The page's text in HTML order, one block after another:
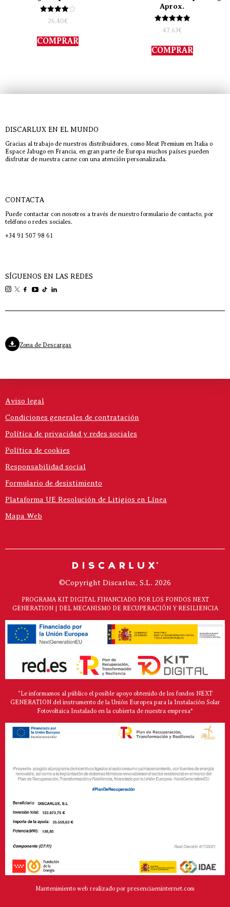
Valorado
con
de 5
26,40€
COMPRAR
Aprox.
Valorado
con
de 5
47,63€
COMPRAR
DISCARLUX EN EL MUNDO
Gracias al trabajo de nuestros distribuidores, como Meat Premium en Italia o
Espace Jabugo en Francia, en gran parte de Europa muchos países pueden
disfrutar de nuestra carne con una atención personalizada.
CONTACTA
Puede contactar con nosotros a través de nuestro formulario de contacto, por
teléfono o redes sociales.
+34 91 507 98 61
SÍGUENOS EN LAS REDES
Zona de Descargas
Aviso legal
Condiciones generales de contratación
Política de privacidad y redes sociales
Política de cookies
Responsabilidad social
Formulario de desistimiento
Plataforma UE Resolución de Litigios en Línea
Mapa Web
©Copyright Discarlux, S.L. 2026
PROGRAMA KIT DIGITAL FINANCIADO POR LOS FONDOS NEXT
GENERATION | DEL MECANISMO DE RECUPERACIÓN Y RESILIENCIA
"Le informamos al público el posible apoyo obtenido de los fondos NEXT
GENERATION del instrumento de la Unión Europea para la Instalación Solar
Fotovoltaica Instalado en la cubierta de nuestra empresa*
Mantenimiento web realizado por presenciaeninternet.com